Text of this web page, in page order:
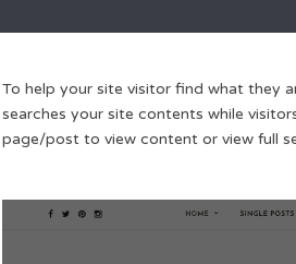
To help your site visitor find what they
searches your site contents while
page/post to view content or view full